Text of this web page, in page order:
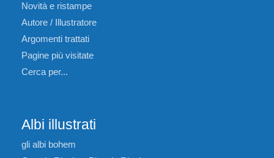
Novità e ristampe
Autore / Illustratore
Argomenti trattati
Pagine più visitate
Cerca per...
Albi illustrati
gli albi bohem